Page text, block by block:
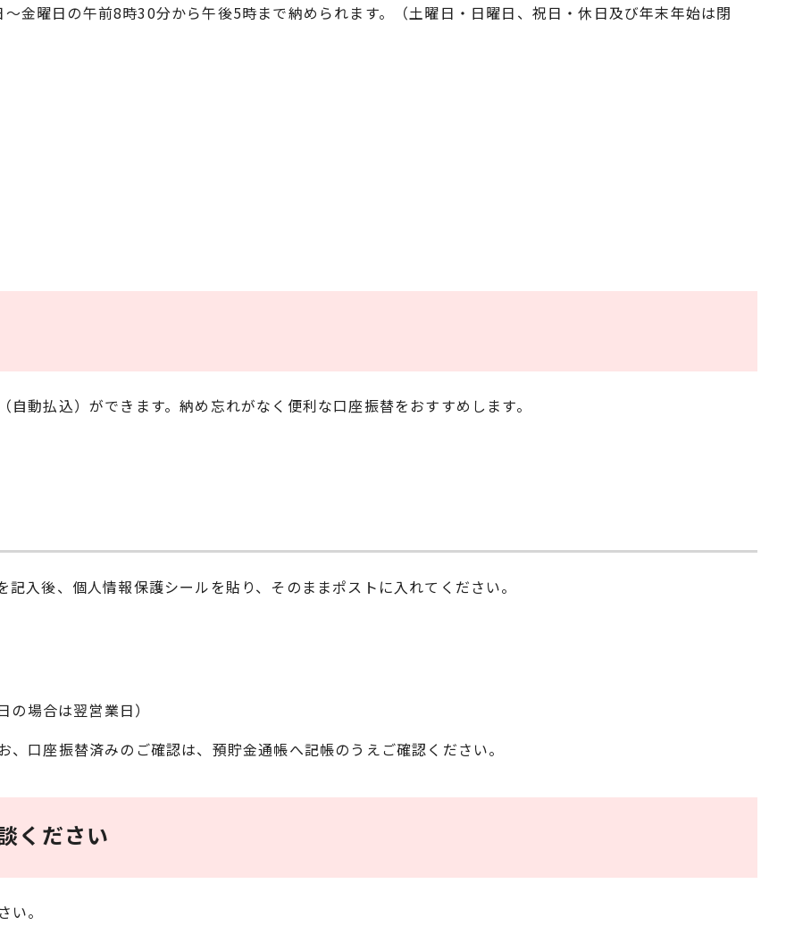
金曜日の午前8時30分から午後5時まで納められます。（土曜日・日曜日、祝日・休日及び年末年始は閉
動払込）ができます。納め忘れがなく便利な口座振替をおすすめします。
入後、個人情報保護シールを貼り、そのままポストに入れてください。
場合は翌営業日）
口座振替済みのご確認は、預貯金通帳へ記帳のうえご確認ください。
ください
。